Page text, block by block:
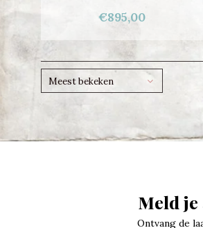
€895,00
Meest bekeken
Meld
Ontvang de